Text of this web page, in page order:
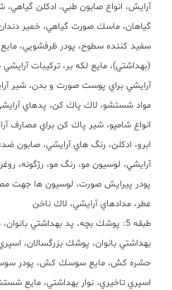
آرايش، انواع صابون طبي، ادكلن
گياهان، ماسك صورت گياهي، خمير
سفيد كننده سطوح، پودر ظرفشويي،
(بهداشتي)، مايع لكه بر، تركيبات
آرايشي براي پوست صورت و بدن، شير
مواد شستشو، لاك پاك كن، پدهاي
انواع شامپو، شير پاك كن براي مصارف
ابرو، ادكلن، رنگ هاي آرايشي، صابون
آرايشي، لوسيون مو، رنگ مو، رژگونه،
پودر پيرايش صورت، لوسيون ها جهت
عطر، مدادهاي آرايشي، لاك ناخن
طبقه 5: پوشك بچه، پد بهداشتي
بهداشتي بانوان، پوشك بزرگسالان،
حشره كش، مايع سوسك كش، پودر
اسپري تاخيري، نوار بهداشتي، مايع